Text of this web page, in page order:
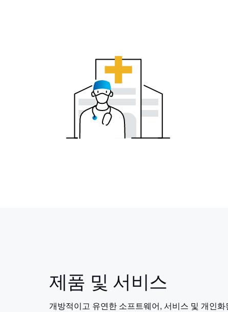
제품 및 서비스
개방적이고 유연한 소프트웨어, 서비스 및 개인